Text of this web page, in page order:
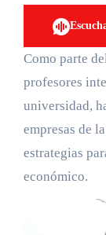
Como parte del programa de Verano Global los
profesores
universidad,
empresas de
estrategias
económico.